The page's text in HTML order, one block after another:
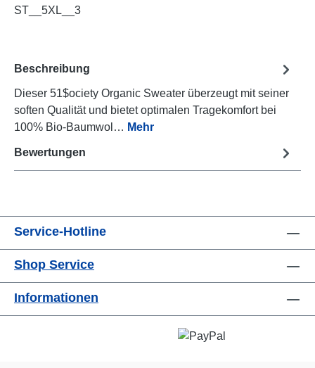
ST__5XL__3
Beschreibung
Dieser 51$ociety Organic Sweater überzeugt mit seiner
soften Qualität und bietet optimalen Tragekomfort bei
100% Bio-Baumwol… Mehr
Bewertungen
Service-Hotline
Shop Service
Informationen